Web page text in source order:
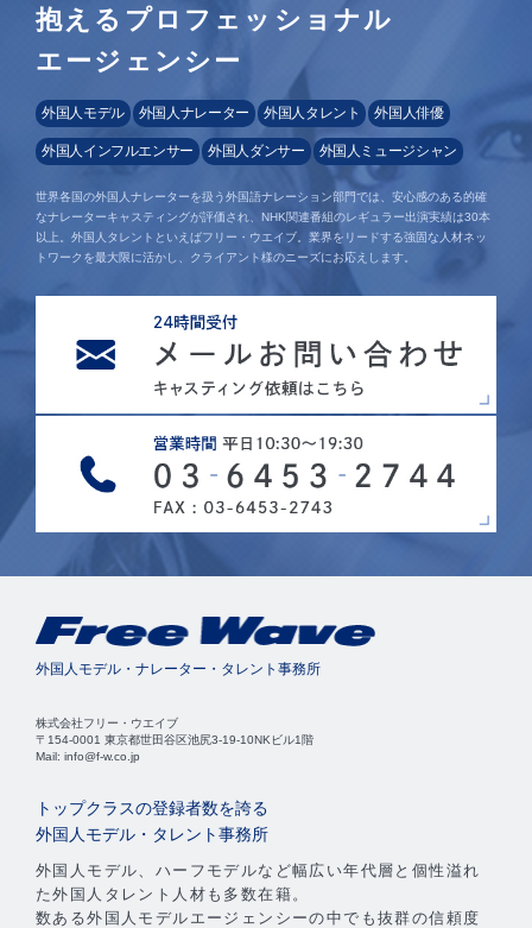
抱えるプロフェッショナル
エージェンシー
外国人モデル 外国人ナレーター 外国人タレント 外国人俳優
外国人インフルエンサー 外国人ダンサー 外国人ミュージシャン
世界各国の外国人ナレーターを扱う外国語ナレーション部門では、安心感のある的確
なナレーターキャスティングが評価され、NHK関連番組のレギュラー出演実績は30本
以上。外国人タレントといえばフリー・ウエイブ。業界をリードする強固な人材ネッ
トワークを最大限に活かし、クライアント様のニーズにお応えします。
外国人モデル・ナレーター・タレント事務所
株式会社フリー・ウエイブ
〒154-0001 東京都世田谷区池尻3-19-10NKビル1階
Mail: info@f-w.co.jp
トップクラスの登録者数を誇る
外国人モデル・タレント事務所
外国人モデル、ハーフモデルなど幅広い年代層と個性溢れ
た外国人タレント人材も多数在籍。
数ある外国人モデルエージェンシーの中でも抜群の信頼度